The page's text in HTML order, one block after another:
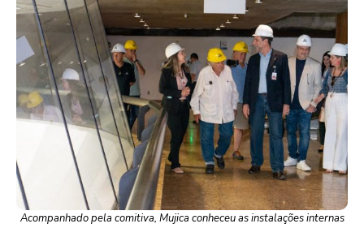
Acompanhado pela comitiva, Mujica conheceu as instalações internas